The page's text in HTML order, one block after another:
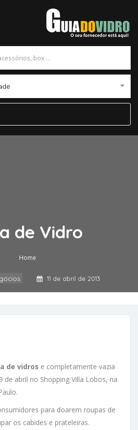
de Vidro
Home
11 de abril de 2013
de vidros e completamente vazia
de abril no Shopping Villa Lobos, na
para doarem roupas de
os cabides e prateleiras.